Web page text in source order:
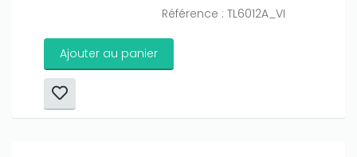
Référence : TL6012A_VI
Ajouter au panier